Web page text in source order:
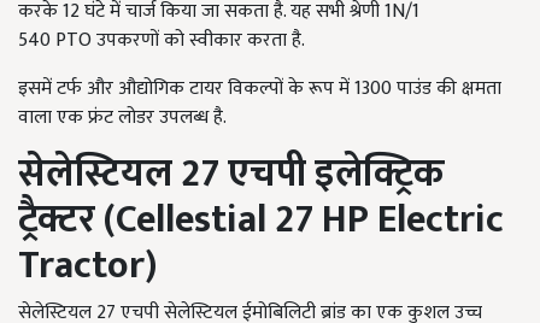
करके 12 घंटे में चार्ज किया जा सकता है. यह सभी श्रेणी 1N/1
540PTOउपकरणों को स्वीकार करता है.
इसमें टर्फ और औद्योगिक टायर विकल्पों के रूप में 1300 पाउंड की क्षमता
वाला एक फ्रंट लोडर उपलब्ध है.
सेलेस्टियल27एचपी इलेक्ट्रिक
ट्रैक्टर (Cellestial27HP Electric
Tractor)
सेलेस्टियल 27 एचपी सेलेस्टियल ईमोबिलिटी ब्रांड का एक कुशल उच्च